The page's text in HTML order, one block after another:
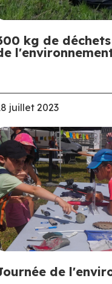
kg de
juillet 2023
de